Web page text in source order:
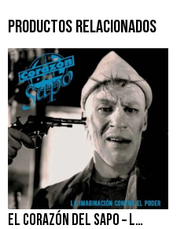
PRODUCTOS RELACIONADOS
EL CORAZÓN DEL SAPO – LA IMAGINACIÓN CONTRA EL PODER